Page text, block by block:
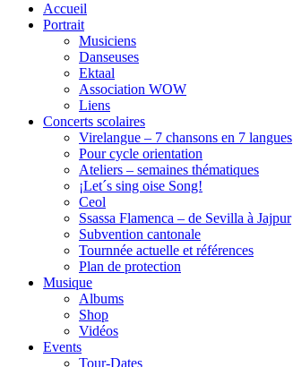
Accueil
Portrait
Musiciens
Danseuses
Ektaal
Association WOW
Liens
Concerts scolaires
Virelangue – 7 chansons en 7 langues
Pour cycle orientation
Ateliers – semaines thématiques
¡Let´s sing oise Song!
Ceol
Ssassa Flamenca – de Sevilla à Jajpur
Subvention cantonale
Tournnée actuelle et références
Plan de protection
Musique
Albums
Shop
Vidéos
Events
Tour-Dates